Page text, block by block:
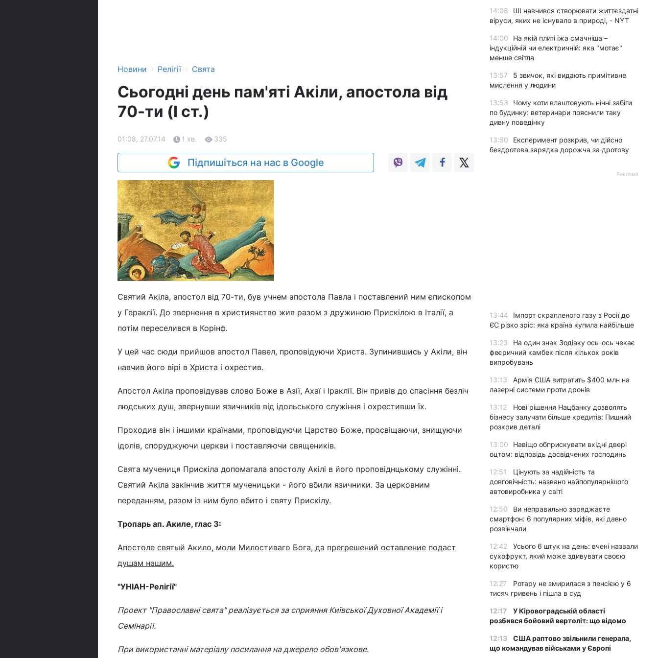
Новини › Релігії › Свята
Сьогодні день пам'яті Акіли, апостола від
70-ти (І ст.)
01:08, 27.07.14 1 хв. 335
Підпишіться на нас в Google
Святий Акіла, апостол від 70-ти, був учнем апостола Павла і поставлений ним єпископом
у Гераклії. До звернення в християнство жив разом з дружиною Прискілою в Італії, а
потім переселився в Корінф.
У цей час сюди прийшов апостол Павел, проповідуючи Христа. Зупинившись у Акіли, він
навчив його вірі в Христа і охрестив.
Апостол Акіла проповідував слово Боже в Азії, Ахаї і Іраклії. Він привів до спасіння безліч
людських душ, звернувши язичників від ідольського служіння і охрестивши їх.
Проходив він і іншими країнами, проповідуючи Царство Боже, просвіщаючи, знищуючи
ідолів, споруджуючи церкви і поставляючи священиків.
Свята мучениця Прискіла допомагала апостолу Акілі в його проповіднцькому служінні.
Святий Акіла закінчив життя мученицьки - його вбили язичники. За церковним
переданням, разом із ним було вбито і святу Прискілу.
Тропарь ап. Акиле, глас 3:
Апостоле святый Акило, моли Милостиваго Бога, да прегрешений оставление подаст
душам нашим.
"УНІАН-Релігії"
Проект "Православні свята" реалізується за сприяння Київської Духовної Академії і
Семінарії.
При використанні матеріалу посилання на джерело обов'язкове.
14:08
ШІ навчився створювати життєздатні
віруси, яких не існувало в природі, - NYT
14:00
На якій плиті їжа смачніша –
індукційній чи електричній: яка "мотає"
менше світла
13:57
5 звичок, які видають примітивне
мислення у людини
13:53
Чому коти влаштовують нічні забіги
по будинку: ветеринари пояснили таку
дивну поведінку
13:50
Експеримент розкрив, чи дійсно
бездротова зарядка дорожча за дротову
Реклама
13:44
Імпорт скрапленого газу з Росії до
ЄС різко зріс: яка країна купила найбільше
13:23
На один знак Зодіаку ось-ось чекає
феєричний камбек після кількох років
випробувань
13:13
Армія США витратить $400 млн на
лазерні системи проти дронів
13:12
Нові рішення Нацбанку дозволять
бізнесу залучати більше кредитів: Пишний
розкрив деталі
13:00
Навіщо обприскувати вхідні двері
оцтом: відповідь досвідчених господинь
12:51
Цінують за надійність та
довговічність: названо найпопулярнішого
автовиробника у світі
12:50
Ви неправильно заряджаєте
смартфон: 6 популярних міфів, які давно
розвінчали
12:42
Усього 6 штук на день: вчені назвали
сухофрукт, який може здивувати своєю
користю
12:27
Ротару не змирилася з пенсією у 6
тисяч гривень і пішла в суд
12:17
У Кіровоградській області
розбився бойовий вертоліт: що відомо
12:13
США раптово звільнили генерала,
що командував військами у Європі